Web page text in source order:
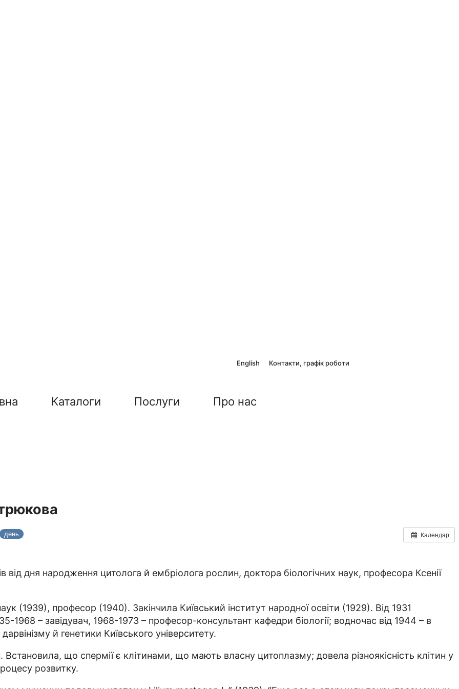
English Контакти, графік роботи
Каталоги Послуги Про нас
Календар
день
від дня народження цитолога й ембріолога рослин, доктора біологічних наук, професора Ксенії
(1939), професор (1940). Закінчила Київський інститут народної освіти (1929). Від 1931
1968 – завідувач, 1968-1973 – професор-консультант кафедри біології; водночас від 1944 – в
й генетики Київського університету.
що спермії є клітинами, що мають власну цитоплазму; довела різноякісність клітин у
розвитку.